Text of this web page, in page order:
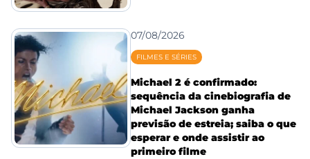
07/08/2026
FILMES E SÉRIES
Michael 2 é confirmado:
sequência da cinebiografia de
Michael Jackson ganha
previsão de estreia; saiba o que
esperar e onde assistir ao
primeiro filme